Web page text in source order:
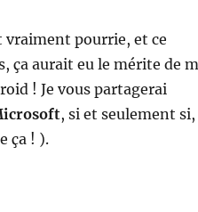
vraiment pourrie, et ce
ça aurait eu le mérite de
! Je vous partagerai
, si et seulement si,
ça ! ).